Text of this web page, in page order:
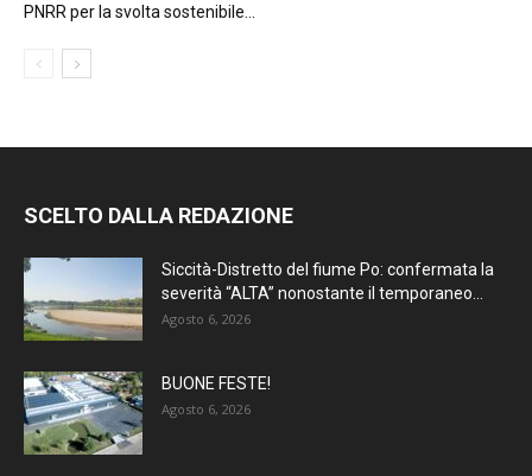
PNRR per la svolta sostenibile...
SCELTO DALLA REDAZIONE
Siccità-Distretto del fiume Po: confermata la
severità “ALTA” nonostante il temporaneo...
Agosto 6, 2026
BUONE FESTE!
Agosto 6, 2026